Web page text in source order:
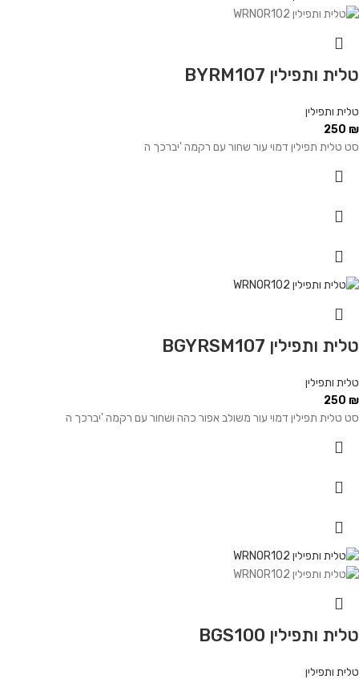
טלית ותפילין BYRM107
טלית ותפילין
250 ₪
סט טלית תפילין דמוי עור שחור עם רקמה 'יברכך ה
טלית ותפילין BGYRSM107
טלית ותפילין
250 ₪
סט טלית תפילין דמוי עור משולב אפור כהה ושחור עם רקמה 'יברכך ה
טלית ותפילין BGS100
טלית ותפילין